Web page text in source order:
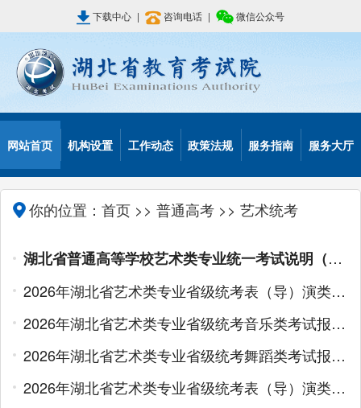
下载中心 | 咨询电话 | 微信公众号
网站首页 机构设置 工作动态 政策法规 服务指南 服务大厅
你的位置： 首页 >> 普通高考 >> 艺术统考
湖北省普通高等学校艺术类专业统一考试说明（试行）
2026年湖北省艺术类专业省级统考表（导）演类（戏剧影视导演方向）考试报考须知
2026年湖北省艺术类专业省级统考音乐类考试报考须知
2026年湖北省艺术类专业省级统考舞蹈类考试报考须知
2026年湖北省艺术类专业省级统考表（导）演类（服装表演方向）考试报考须知